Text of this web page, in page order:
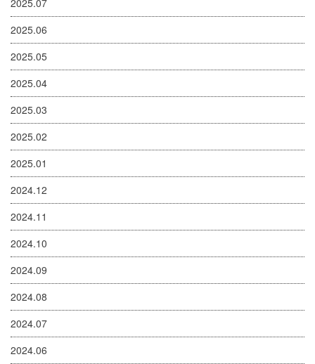
2025.07
2025.06
2025.05
2025.04
2025.03
2025.02
2025.01
2024.12
2024.11
2024.10
2024.09
2024.08
2024.07
2024.06